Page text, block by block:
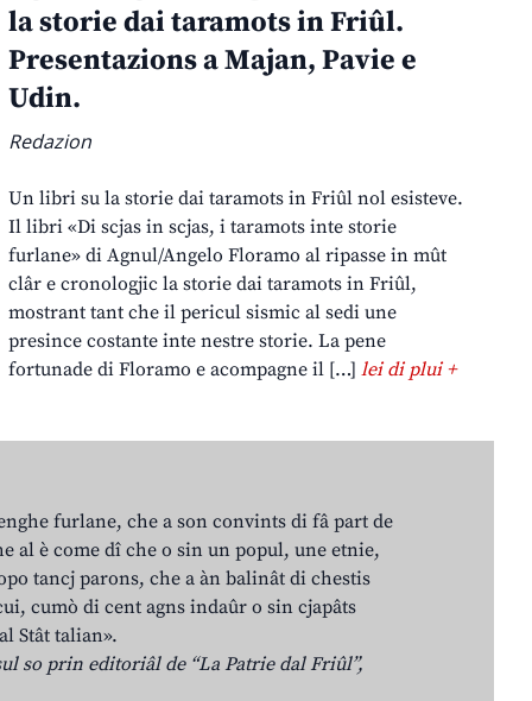
la storie dai taramots in Friûl.
Presentazions a Majan, Pavie e
Udin.
Redazion
Un libri su la storie dai taramots in Friûl nol esisteve.
Il libri «Di scjas in scjas, i taramots inte storie
furlane» di Agnul/Angelo Floramo al ripasse in mût
clâr e cronologjic la storie dai taramots in Friûl,
mostrant tant che il pericul sismic al sedi une
presince costante inte nestre storie. La pene
fortunade di Floramo e acompagne il […]lei di plui +
furlane, che a son convints di fâ part de
al è come dî che o sin un popul, une etnie,
tancj parons, che a àn balinât di chestis
cumò di cent agns indaûr o sin cjapâts
Stât talian».
so prin editoriâl de “La Patrie dal Friûl”,